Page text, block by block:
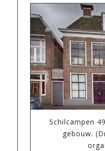
Schilcampen
gebouw.